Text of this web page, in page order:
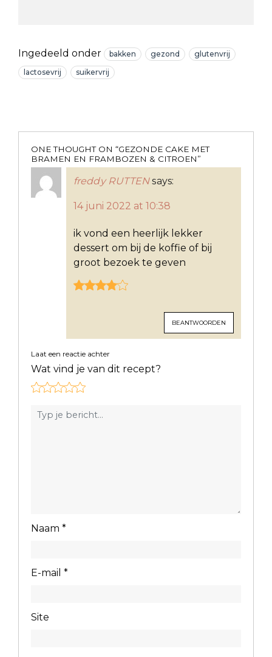
Ingedeeld onder bakken gezond
glutenvrij
lactosevrij
suikervrij
ONE THOUGHT ON “GEZONDE CAKE MET
BRAMEN EN FRAMBOZEN & CITROEN”
freddy RUTTEN says:
14 juni 2022 at 10:38
ik vond een heerlijk lekker
dessert om bij de koffie of bij
groot bezoek te geven
BEANTWOORDEN
Laat een reactie achter
Wat vind je van dit recept?
Naam *
E-mail *
Site